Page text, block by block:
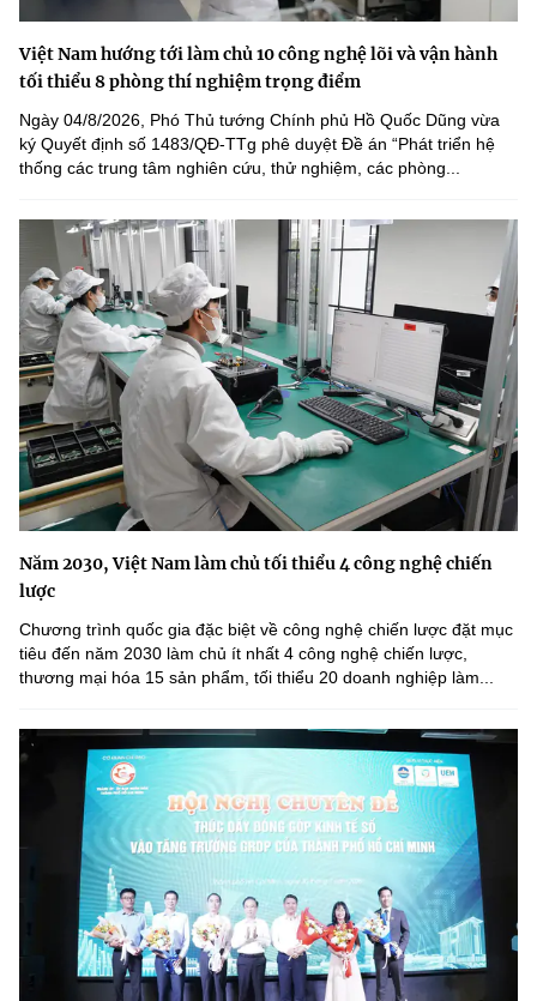
Việt Nam hướng tới làm chủ 10 công nghệ lõi và vận hành
tối thiểu 8 phòng thí nghiệm trọng điểm
Ngày 04/8/2026, Phó Thủ tướng Chính phủ Hồ Quốc Dũng vừa
ký Quyết định số 1483/QĐ-TTg phê duyệt Đề án “Phát triển hệ
thống các trung tâm nghiên cứu, thử nghiệm, các phòng...
Năm 2030, Việt Nam làm chủ tối thiểu 4 công nghệ chiến
lược
Chương trình quốc gia đặc biệt về công nghệ chiến lược đặt mục
tiêu đến năm 2030 làm chủ ít nhất 4 công nghệ chiến lược,
thương mại hóa 15 sản phẩm, tối thiểu 20 doanh nghiệp làm...